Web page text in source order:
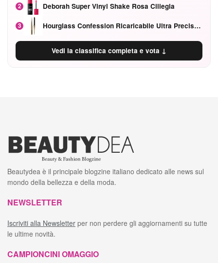
2 Deborah Super Vinyl Shake Rosa Ciliegia
3 Hourglass Confession Ricaricabile Ultra Preciso Ad Alta Intensità Secretly Classic Red
Vedi la classifica completa e vota ↓
Beautydea è il principale blogzine italiano dedicato alle news sul
mondo della bellezza e della moda.
NEWSLETTER
Iscriviti alla Newsletter per non perdere gli aggiornamenti su tutte
le ultime novità.
CAMPIONCINI OMAGGIO